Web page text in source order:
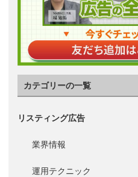
カテゴリーの一覧
リスティング広告
業界情報
運用テクニック